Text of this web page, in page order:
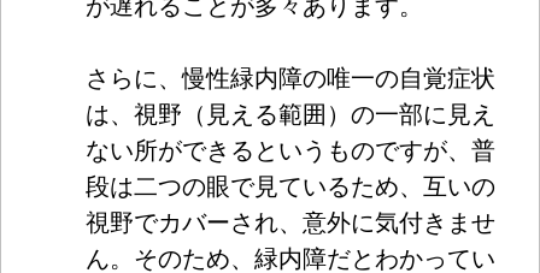
が遅れることが多々あります。
さらに、慢性緑内障の唯一の自覚症状
は、視野（見える範囲）の一部に見え
ない所ができるというものですが、普
段は二つの眼で見ているため、互いの
視野でカバーされ、意外に気付きませ
ん。そのため、緑内障だとわかってい